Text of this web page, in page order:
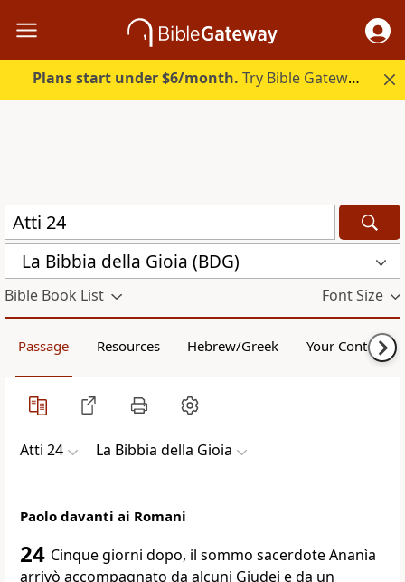
Plans start under $6/month. Try Bible Gateway Plus.
La Bibbia della Gioia (BDG)
Bible Book List Font Size
Passage Resources Hebrew/Greek Your Content
Atti 24 La Bibbia della Gioia
Paolo davanti ai Romani
24 Cinque giorni dopo, il sommo sacerdote Ananìa
arrivò accompagnato da alcuni Giudei e da un